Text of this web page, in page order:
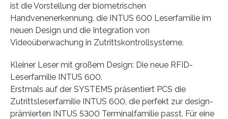
ist die Vorstellung der biometrischen
Handvenenerkennung, die INTUS 600 Leserfamilie im
neuen Design und die Integration von
Videoüberwachung in Zutrittskontrollsysteme.
Kleiner Leser mit großem Design: Die neue RFID-
Leserfamilie INTUS 600.
Erstmals auf der SYSTEMS präsentiert PCS die
Zutrittsleserfamilie INTUS 600, die perfekt zur design-
prämierten INTUS 5300 Terminalfamilie passt. Für eine